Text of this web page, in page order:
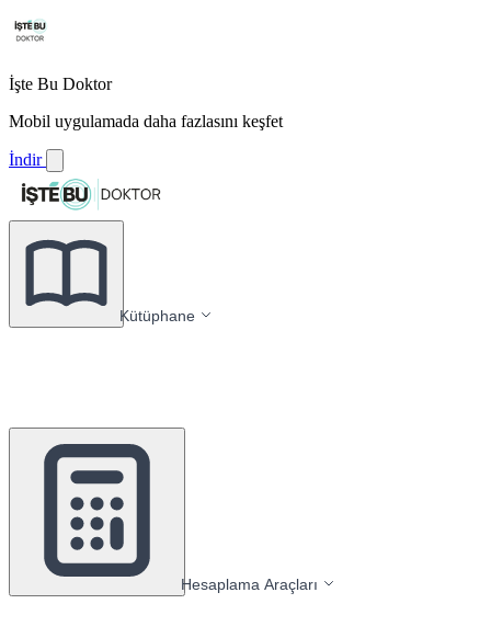
İşte Bu Doktor
Mobil uygulamada daha fazlasını keşfet
İndir
Kütüphane
Hesaplama Araçları